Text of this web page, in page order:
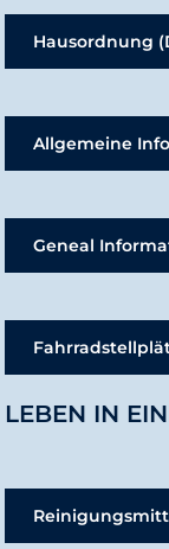
Hausordnung
Allgemeine
Geneal
LEBEN IN